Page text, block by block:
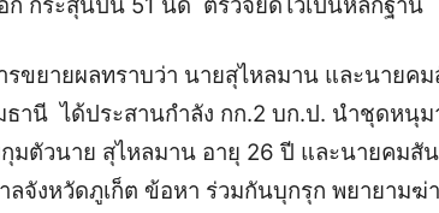
รขยายผลทราบว่า นายสุไหลมาน และนาย
านี ได้ประสานกำลัง กก.2 บก.ป. นำชุดหนุม
มตัวนาย สุไหลมาน อายุ 26 ปี และนายคมสั
ลจังหวัดภูเก็ต ข้อหา ร่วมกันบุกรุก พยายามฆ่า